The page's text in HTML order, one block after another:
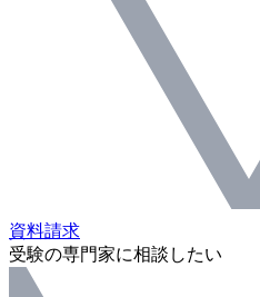
資料請求
受験の専門家に相談したい